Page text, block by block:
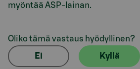
myöntää ASP-lainan.
Oliko tämä vastaus hyödyllinen?
Ei Kyllä